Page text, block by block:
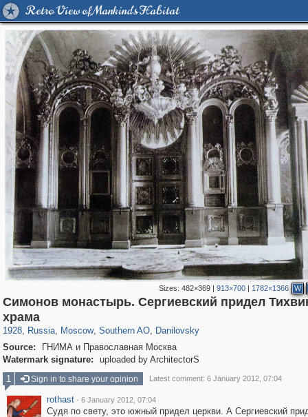
Retro View of Mankind's Habitat
Sizes:482×369 |913×700 | 1782×1366 W
Симонов монастырь. Сергиевский придел
храма
1928, Russia, Moscow
319,716
, Southern AO, Danilovsky
Source:
ГНИМА и Православная Москва
Watermark signature:
uploaded by ArchitectorS
1
Sign in to share your opinion Latest comment: 6 January 2012, 07:04
rothast · 6 January 2012, 07:04
Судя по свету, это южный придел церкви. А Сергиевский